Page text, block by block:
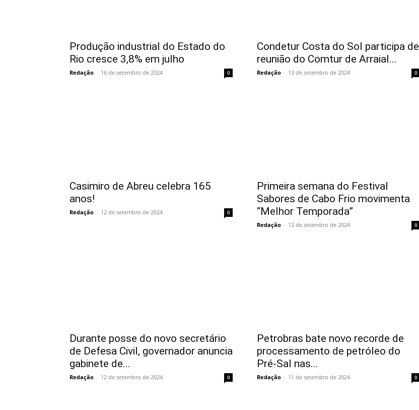
Produção industrial do Estado do
Rio cresce 3,8% em julho
Redação - 16 de setembro de 2024 0
Condetur Costa do Sol participa de
reunião do Comtur de Arraial...
Redação - 13 de setembro de 2024 0
Casimiro de Abreu celebra 165
anos!
Redação - 12 de setembro de 2024 0
Primeira semana do Festival
Sabores de Cabo Frio movimenta
“Melhor Temporada”
Redação - 12 de setembro de 2024 0
Durante posse do novo secretário
de Defesa Civil, governador anuncia
gabinete de...
Redação - 12 de setembro de 2024 0
Petrobras bate novo recorde de
processamento de petróleo do
Pré-Sal nas...
Redação - 11 de setembro de 2024 0